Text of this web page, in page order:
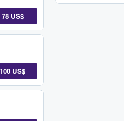
78 US$
100 US$